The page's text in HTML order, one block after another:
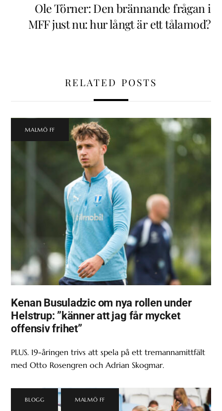
Ole Törner: Den brännande frågan i
MFF just nu: hur långt är ett tålamod?
RELATED POSTS
MALMÖ FF
Kenan Busuladzic om nya rollen under
Helstrup: ”känner att jag får mycket
offensiv frihet”
PLUS. 19-åringen trivs att spela på ett tremannamittfält
med Otto Rosengren och Adrian Skogmar.
BLOGG MALMÖ FF